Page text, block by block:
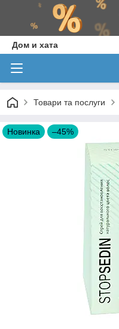
Дом и хата
Товари та послуги
Новинка –45%